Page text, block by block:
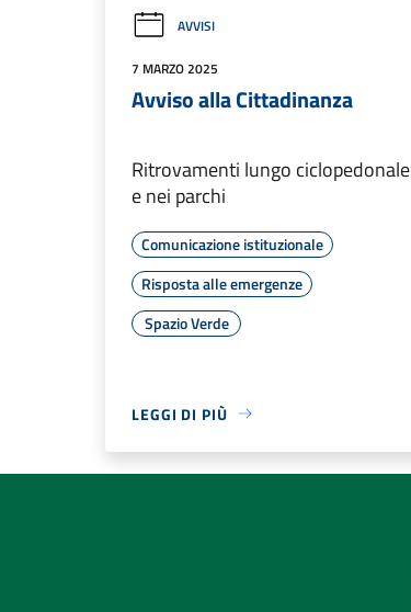
AVVISI
7 MARZO 2025
Avviso alla Cittadinanza
Ritrovamenti lungo ciclopedonale
e nei parchi
Comunicazione istituzionale
Risposta alle emergenze
Spazio Verde
LEGGI DI PIÙ